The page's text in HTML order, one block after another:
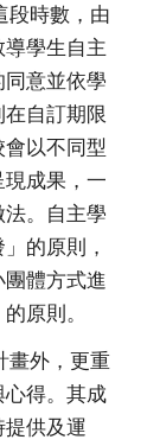
段時數，由
學生自主
意並依學
自訂期限
以不同型
成果，一
。自主學
的原則，
體方式進
原則。
畫外，更重
得。其成
供及運